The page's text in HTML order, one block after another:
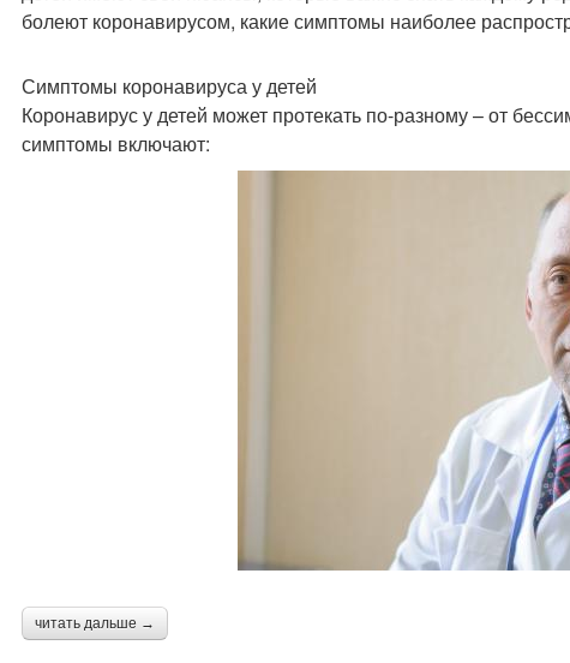
болеют коронавирусом, какие симптомы наиболее
Симптомы коронавируса у детей
Коронавирус у детей может протекать по-разному – от
симптомы включают:
читать дальше →